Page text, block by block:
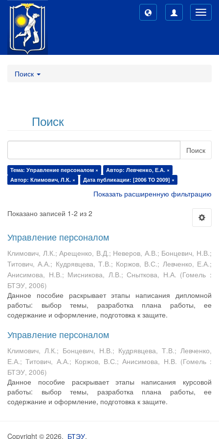
Поиск
Поиск
Поиск
Тема: Управление персоналом ×
Автор: Левченко, Е.А. ×
Автор: Климович, Л.К. ×
Дата публикации: [2006 TO 2009] ×
Показать расширенную фильтрацию
Показано записей 1-2 из 2
Управление персоналом
Климович, Л.К.;Арещенко, В.Д.; Неверов, А.В.; Бонцевич, Н.В.;
Титович, А.А.; Кудрявцева, Т.В.; Коржов, В.С.; Левченко, Е.А.;
Анисимова, Н.В.; Мисникова, Л.В.;Сныткова, Н.А. (Гомель :
БТЭУ, 2006)
Данное пособие раскрывает этапы написания дипломной
работы: выбор темы, разработка плана работы, ее
содержание и оформление, подготовка к защите.
Управление персоналом
Климович, Л.К.; Бонцевич, Н.В.; Кудрявцева, Т.В.; Левченко,
Е.А.;Титович, А.А.; Коржов, В.С.;Анисимова, Н.В. (Гомель :
БТЭУ, 2006)
Данное пособие раскрывает этапы написания курсовой
работы: выбор темы, разработка плана работы, ее
содержание и оформление, подготовка к защите.
Copyright © 2026, БТЭУ,